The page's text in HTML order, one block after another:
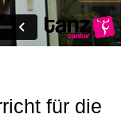
für die